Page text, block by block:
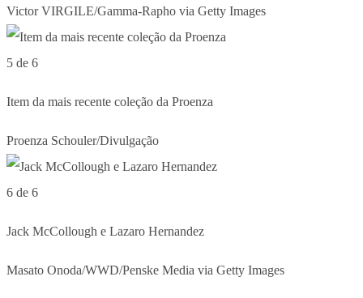
Victor VIRGILE/Gamma-Rapho via Getty Images
5 de 6
Item da mais recente coleção da Proenza
Proenza Schouler/Divulgação
6 de 6
Jack McCollough e Lazaro Hernandez
Masato Onoda/WWD/Penske Media via Getty Images